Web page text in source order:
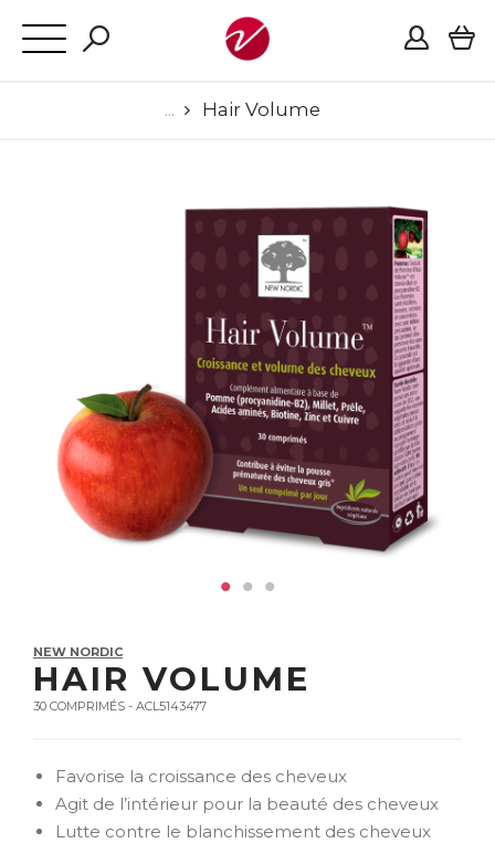
Hair Volume
NEW NORDIC
HAIR VOLUME
30 COMPRIMÉS - ACL5143477
Favorise la croissance des cheveux
Agit de l’intérieur pour la beauté des cheveux
Lutte contre le blanchissement des cheveux